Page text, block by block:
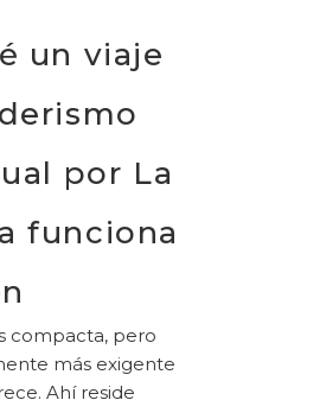
un viaje
por La
funciona
compacta, pero
más exigente
Ahí reside